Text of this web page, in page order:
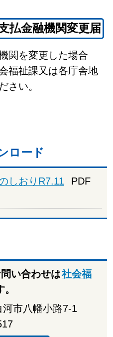
払金融機関変更届
関を変更した場合
福祉課又は各庁舎地
さい。
ロード
しおりR7.11
PDF
い合わせは社会福
市八幡小路7-1